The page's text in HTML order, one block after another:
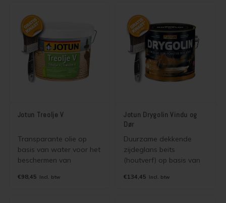
het mild en krachtig
ontvetten voor uw
schilderklus.
transparant schilderwerk.
Past u toe op kaal hout.
Jotun Treolje V
Transparante olie op
basis van water voor het
beschermen van
onbehandeld hout
€98,45 Incl. btw
Jotun Drygolin Vindu og
Dør
Duurzame dekkende
zijdeglans beits
(houtverf) op basis van
Grondverf en aflak in
€134,45 Incl. btw